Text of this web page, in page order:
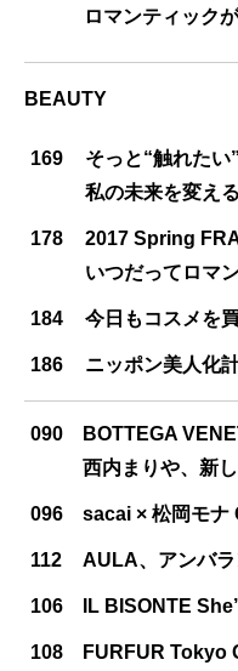
ロマンティック
BEAUTY
169
そっと“触れたい
私の未来を変え
178
2017 Spring
いつだってロマ
184 今日もコスメを
186 ニッポン美人化
090
BOTTEGA
西内まりや、新
096 sacai × 松岡モナ
112 AULA、アンバ
106 IL BISONTE
108 FURFUR Tokyo